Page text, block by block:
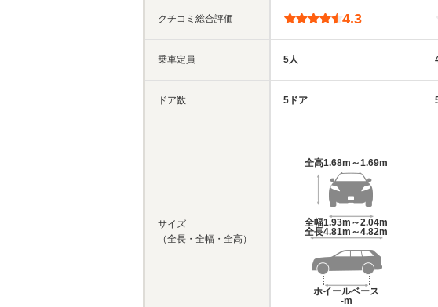
クチコミ総合評価
乗車定員
ドア数
サイズ
（全長・全幅・全高）
4.3
5人
5ドア
全高1.68m～1.69m
全幅1.93m～2.04m
全長4.81m～4.82m
ホイールベース
-m